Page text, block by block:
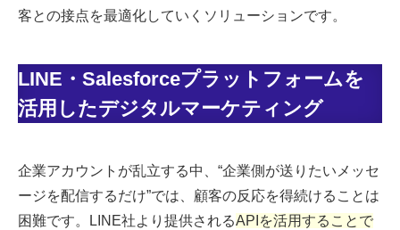
客との接点を最適化していくソリューションです。
LINE・Salesforceプラットフォームを
活用したデジタルマーケティング
企業アカウントが乱立する中、“企業側が送りたいメッセ
ージを配信するだけ”では、顧客の反応を得続けることは
困難です。LINE社より提供されるAPIを活用することで